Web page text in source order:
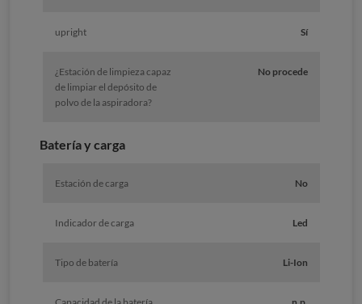
upright Sí
¿Estación de limpieza capaz
de limpiar el depósito de
polvo de la aspiradora?
No procede
Batería y carga
Estación de carga No
Indicador de carga Led
Tipo de batería Li-Ion